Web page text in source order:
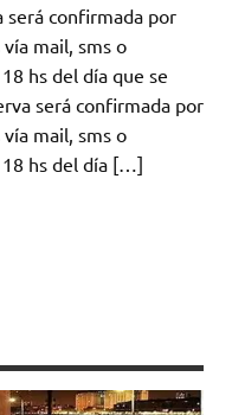
será confirmada por
mail, sms o
hs del día que se
será confirmada por
mail, sms o
hs del día […]